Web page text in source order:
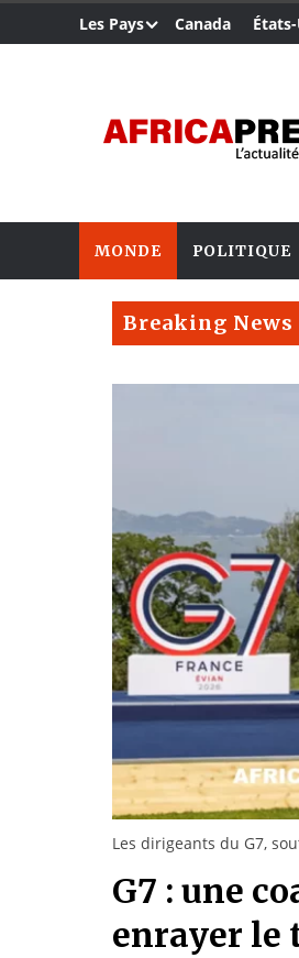
Les Pays Canada
MONDE POLITIQUE
Breaking News
Les dirigeants du G7,
G7 : une
enrayer le